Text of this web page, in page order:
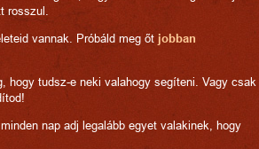
rosszul.
vannak. Próbáld meg őt jobban
tudsz-e neki valahogy segíteni. Vagy csak
nap adj legalább egyet valakinek, hogy